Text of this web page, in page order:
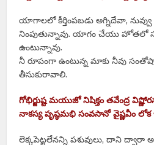
యాగాలలో కీర్తింపబడు అగ్నిదేవా,
నింపుతున్నావు. యాగం చేయు హోతలో
ఉంటున్నావు.
నీ రూపంగా ఉంటున్న మాకు నీవు
తీసుకురావాలి.
గోభిర్జుష్ట మయుజో నిషిక్తం తవేంద్ర
నాకస్య పృష్ఠమభి సంవసానో వైష్ణవీం
లెక్కపెట్టలేనన్ని పశువులు, దాని ద్వారా